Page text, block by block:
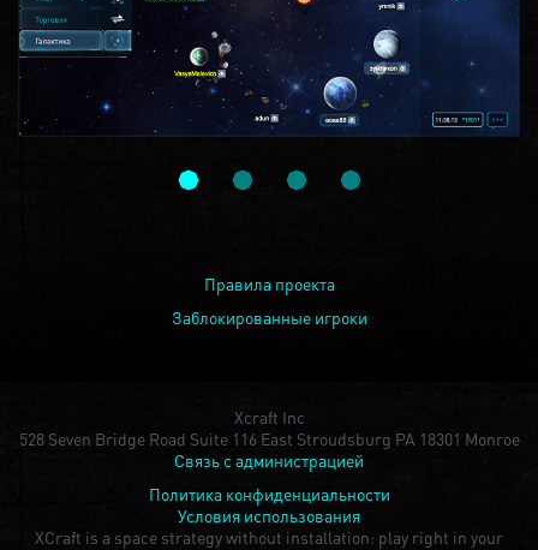
Правила проекта
Заблокированные игроки
Xcraft Inc
528 Seven Bridge Road Suite 116 East Stroudsburg PA 18301 Monroe
Связь с администрацией
Политика конфиденциальности
Условия использования
XCraft is a space strategy without installation: play right in your